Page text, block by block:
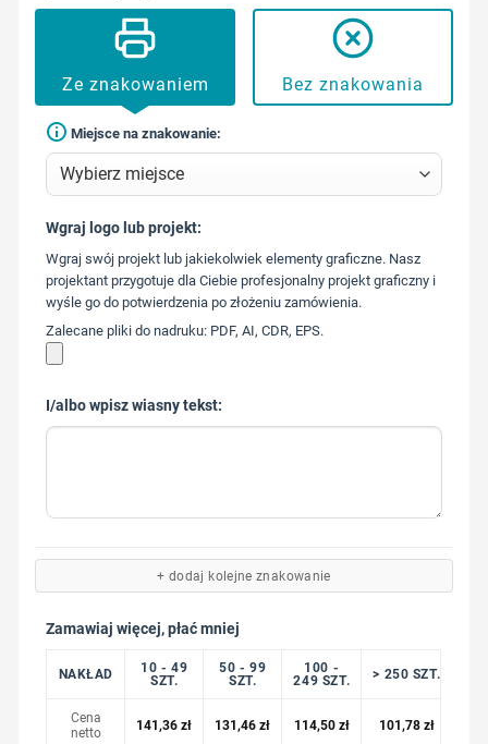
Ze znakowaniem Bez znakowania
Miejsce na znakowanie:
573 568
217
Wgraj logo lub projekt:
Wgraj swój projekt lub jakiekolwiek elementy graficzne. Nasz
projektant przygotuje dla Ciebie profesjonalny projekt graficzny i
wyśle go do potwierdzenia po złożeniu zamówienia.
Zalecane pliki do nadruku: PDF, AI, CDR, EPS.
I/albo wpisz wiasny tekst:
+ dodaj kolejne znakowanie
Zamawiaj więcej, płać mniej
NAKŁAD
10 - 49
SZT.
50 - 99
SZT.
100 -
249 SZT.
> 250 SZT.
Cena
netto
141,36zł 131,46zł 114,50 zł 101,78 zł